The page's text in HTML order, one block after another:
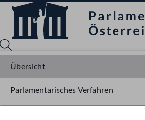
Übersicht
Parlamentarisches Verfahren